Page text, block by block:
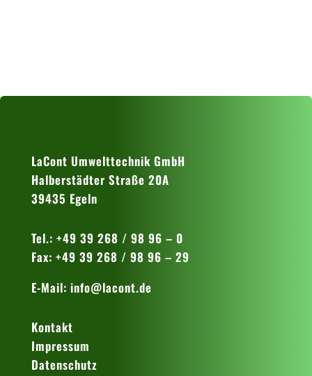
LaCont Umwelttechnik GmbH
Halberstädter Straße 20A
39435 Egeln
Tel.: +49 39 268 / 98 96 – 0
Fax: +49 39 268 / 98 96 – 29
E-Mail: info@lacont.de
Kontakt
Impressum
Datenschutz